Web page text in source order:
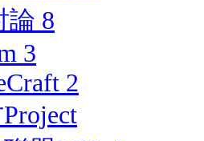
論 8
3
2